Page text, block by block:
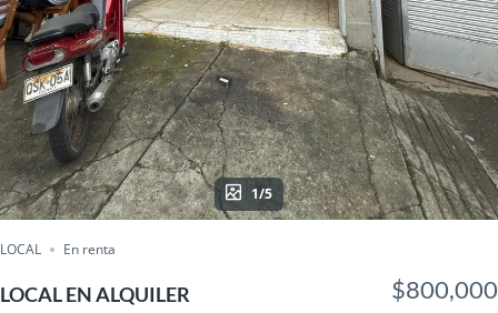
1/5
LOCAL En renta
LOCAL EN ALQUILER
$800,000